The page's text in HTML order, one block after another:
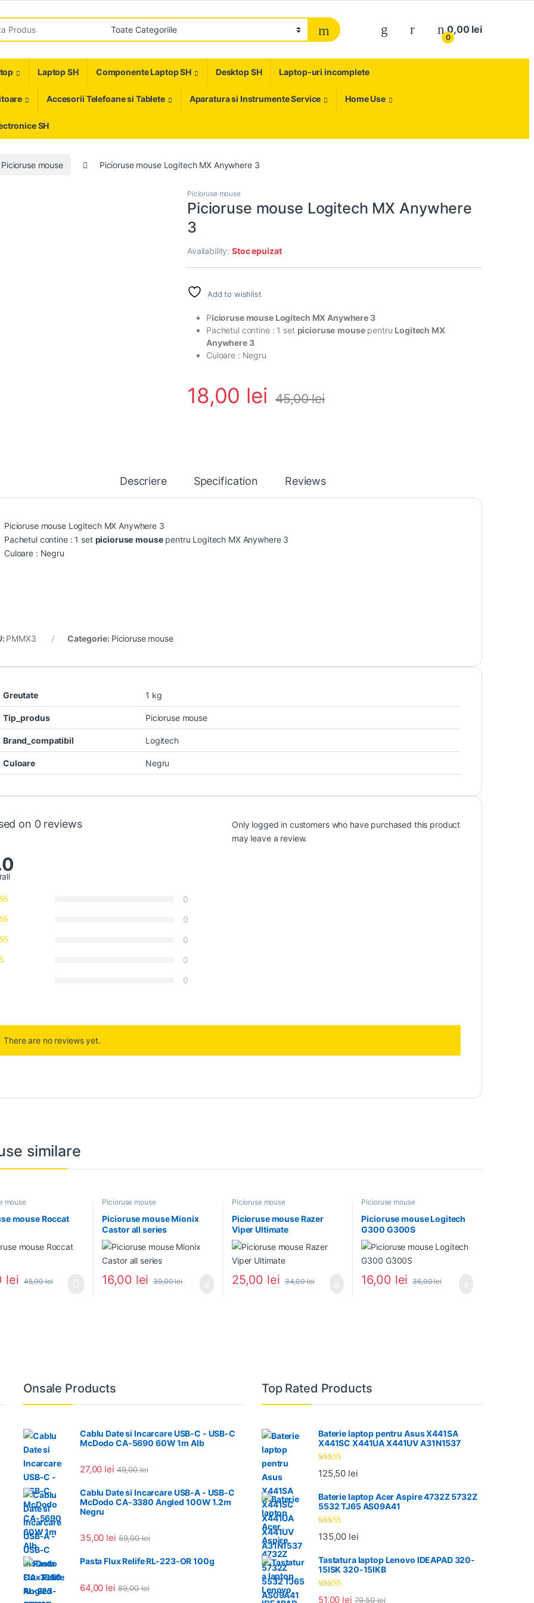
My Account
0
0,00 lei
Laptop SH Componente Laptop SH Desktop SH Laptop-uri incomplete
Accesorii Telefoane si Tablete Aparatura si Instrumente Service Home Use
SH
Picioruse mouse Picioruse mouse Logitech MX Anywhere 3
Picioruse mouse
Picioruse mouse Logitech MX Anywhere
3
Availability:Stoc epuizat
Add to wishlist
Picioruse mouse Logitech MX Anywhere 3
Pachetul contine : 1 set picioruse mousepentru Logitech MX
Anywhere 3
Culoare : Negru
18,00 lei 45,00lei
Descriere Specification Reviews
Picioruse mouse Logitech MX Anywhere 3
Pachetul contine : 1 set picioruse mousepentru Logitech MX Anywhere 3
Culoare : Negru
PMMX3 Categorie: Picioruse mouse
Greutate 1 kg
Tip_produs Picioruse mouse
Brand_compatibil Logitech
Culoare Negru
on 0 reviews
0
0
0
0
0
Only logged in customers who have purchased this product
may leave a review.
There are no reviews yet.
similare
mouse
mouse Roccat
lei 45,00lei
Picioruse mouse
Picioruse mouse Mionix
Castor all series
16,00 lei 39,00lei
Picioruse mouse
Picioruse mouse Razer
Viper Ultimate
25,00 lei 34,00lei
Picioruse mouse
Picioruse mouse Logitech
G300 G300S
16,00 lei 36,00lei
Onsale Products
Cablu Date si Incarcare USB-C - USB-C
McDodo CA-5690 60W 1m Alb
27,00 lei 49,00lei
Cablu Date si Incarcare USB-A - USB-C
McDodo CA-3380 Angled 100W 1.2m
Negru
35,00 lei 59,00lei
Pasta Flux Relife RL-223-OR 100g
64,00 lei 89,00lei
Top Rated Products
Baterie laptop pentru Asus X441SA
X441SC X441UA X441UV A31N1537
Evaluat la
5.00din 5
125,50 lei
Baterie laptop Acer Aspire 4732Z 5732Z
5532 TJ65 AS09A41
Evaluat la
5.00din 5
135,00 lei
Tastatura laptop Lenovo IDEAPAD 320-
15ISK 320-15IKB
Evaluat la
51,00 lei 79,50lei